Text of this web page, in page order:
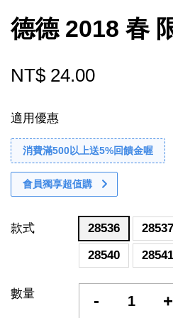
德德 2018 春
NT$ 24.00
適用優惠
消費滿500以上送5%回饋金喔
會員獨享超值購
款式 28536 28537
28540
28541
數量 - +